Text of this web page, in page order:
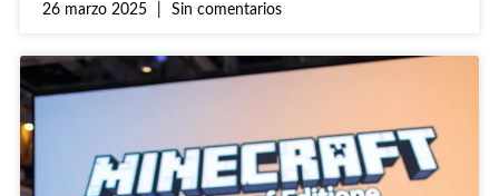
26 marzo 2025 Sin comentarios